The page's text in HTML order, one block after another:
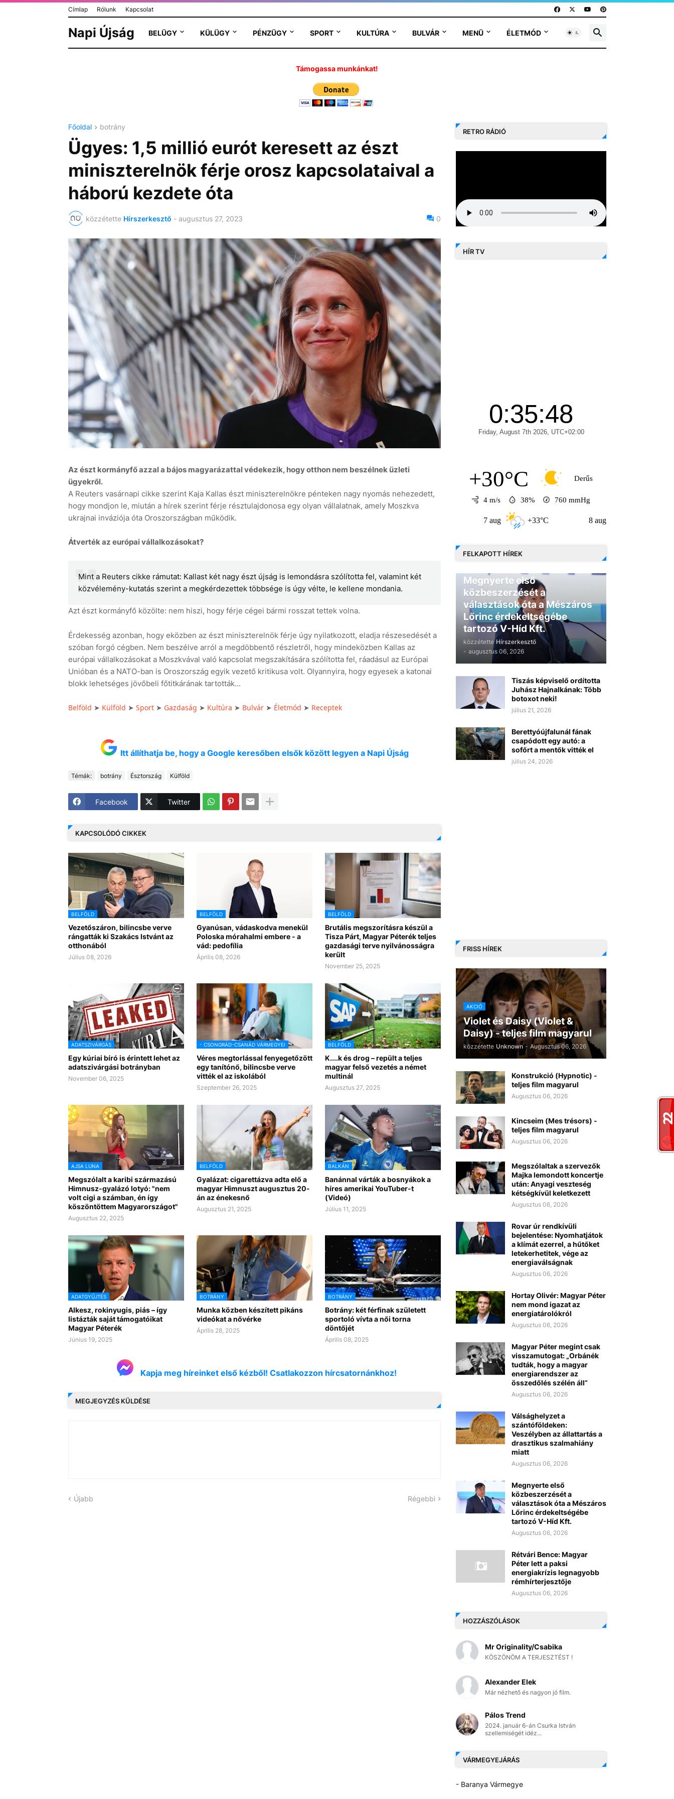
Címlap Rólunk Kapcsolat
Napi Újság BELÜGY KÜLÜGY PÉNZÜGY SPORT KULTÚRA BULVÁR MENÜ ÉLETMÓD
Támogassa munkánkat!
Főoldal botrány
Ügyes: 1,5 millió eurót keresett az észt
miniszterelnök férje orosz kapcsolataival a
háború kezdete óta
közzétette Hírszerkesztő - augusztus 27, 2023 0
Az észt kormányfő azzal a bájos magyarázattal védekezik, hogy otthon nem beszélnek üzleti
ügyekről.
A Reuters vasárnapi cikke szerint Kaja Kallas észt miniszterelnökre pénteken nagy nyomás nehezedett,
hogy mondjon le, miután a hírek szerint férje résztulajdonosa egy olyan vállalatnak, amely Moszkva
ukrajnai inváziója óta Oroszországban működik.
Átverték az európai vállalkozásokat?
Mint a Reuters cikke rámutat: Kallast két nagy észt újság is lemondásra szólította fel, valamint két
közvélemény-kutatás szerint a megkérdezettek többsége is úgy vélte, le kellene mondania.
Azt észt kormányfő közölte: nem hiszi, hogy férje cégei bármi rosszat tettek volna.
Érdekesség azonban, hogy eközben az észt miniszterelnök férje úgy nyilatkozott, eladja részesedését a
szóban forgó cégben. Nem beszélve arról a megdöbbentő részletről, hogy mindeközben Kallas az
európai vállalkozásokat a Moszkvával való kapcsolat megszakítására szólította fel, ráadásul az Európai
Unióban és a NATO-ban is Oroszország egyik vezető kritikusa volt. Olyannyira, hogy egyesek a katonai
blokk lehetséges jövőbeli főtitkárának tartották...
Belföld ➤ Külföld ➤ Sport➤ Gazdaság ➤ Kultúra ➤ Bulvár➤ Életmód ➤ Receptek
Itt állíthatja be, hogy a Google keresőben elsők között legyen a Napi Újság
Témák: botrány Észtország Külföld
Facebook Twitter
KAPCSOLÓDÓ CIKKEK
BELFÖLD
Vezetőszáron, bilincsbe verve
rángatták ki Szakács Istvánt az
otthonából
Július 08, 2026
BELFÖLD
Gyanúsan, vádaskodva menekül
Poloska mórahalmi embere - a
vád: pedofília
Április 08, 2026
BELFÖLD
Brutális megszorításra készül a
Tisza Párt, Magyar Péterék teljes
gazdasági terve nyilvánosságra
került
November 25, 2025
ADATSZIVÁRGÁS
Egy kúriai bíró is érintett lehet az
adatszivárgási botrányban
November 06, 2025
- CSONGRÁD-CSANÁD VÁRMEGYEI
Véres megtorlással fenyegetőzött
egy tanítónő, bilincsbe verve
vitték el az iskolából
Szeptember 26, 2025
BELFÖLD
K....k és drog – repült a teljes
magyar felső vezetés a német
multinál
Augusztus 27, 2025
AJSA LUNA
Megszólalt a karibi származású
Himnusz-gyalázó lotyó: "nem
volt cigi a számban, én így
köszöntöttem Magyarországot"
Augusztus 22, 2025
BELFÖLD
Gyalázat: cigarettázva adta elő a
magyar Himnuszt augusztus 20-
án az énekesnő
Augusztus 21, 2025
BALKÁN
Banánnal várták a bosnyákok a
híres amerikai YouTuber-t
(Videó)
Július 11, 2025
ADATGYŰJTÉS
Alkesz, rokinyugis, piás – így
listázták saját támogatóikat
Magyar Péterék
Június 19, 2025
BOTRÁNY
Munka közben készített pikáns
videókat a nővérke
Április 28, 2025
BOTRÁNY
Botrány: két férfinak született
sportoló vívta a női torna
döntőjét
Április 08, 2025
Kapja meg híreinket első kézből! Csatlakozzon hírcsatornánkhoz!
MEGJEGYZÉS KÜLDÉSE
Újabb Régebbi
RETRO RÁDIÓ
HÍR TV
+30°C Derűs
4 m/s 38% 760 mmHg
+33°C +31°C
FELKAPOTT HÍREK
Megnyerte első
közbeszerzését a
választások óta a Mészáros
Lőrinc érdekeltségébe
tartozó V-Híd Kft.
közzétette Hírszerkesztő
- augusztus 06, 2026
Tiszás képviselő ordította
Juhász Hajnalkának: Több
botoxot neki!
július 21, 2026
Berettyóújfalunál fának
csapódott egy autó: a
sofőrt a mentők vitték el
július 24, 2026
FRISS HÍREK
AKCIÓ
Violet és Daisy (Violet &
Daisy) - teljes film magyarul
közzétette Unknown - Augusztus 06, 2026
Konstrukció (Hypnotic) -
teljes film magyarul
Augusztus 06, 2026
Kincseim (Mes trésors) -
teljes film magyarul
Augusztus 06, 2026
Megszólaltak a szervezők
Majka lemondott koncertje
után: Anyagi veszteség
kétségkívül keletkezett
Augusztus 06, 2026
Rovar úr rendkívüli
bejelentése: Nyomhatjátok
a klímát ezerrel, a hűtőket
letekerhetitek, vége az
energiaválságnak
Augusztus 06, 2026
Hortay Olivér: Magyar Péter
nem mond igazat az
energiatárolókról
Augusztus 06, 2026
Magyar Péter megint csak
visszamutogat: „Orbánék
tudták, hogy a magyar
energiarendszer az
összedőlés szélén áll”
Augusztus 06, 2026
Válsághelyzet a
szántóföldeken:
Veszélyben az állattartás a
drasztikus szalmahiány
miatt
Augusztus 06, 2026
Megnyerte első
közbeszerzését a
választások óta a Mészáros
Lőrinc érdekeltségébe
tartozó V-Híd Kft.
Augusztus 06, 2026
Rétvári Bence: Magyar
Péter lett a paksi
energiakrízis legnagyobb
rémhírterjesztője
Augusztus 06, 2026
HOZZÁSZÓLÁSOK
Mr Originality/Csabika
KÖSZÖNÖM A TERJESZTÉST !
Alexander Elek
Már nézhető és nagyon jó film.
Pálos Trend
2024. január 6-án Csurka István
szellemiségét idéz...
VÁRMEGYEJÁRÁS
- Baranya Vármegye